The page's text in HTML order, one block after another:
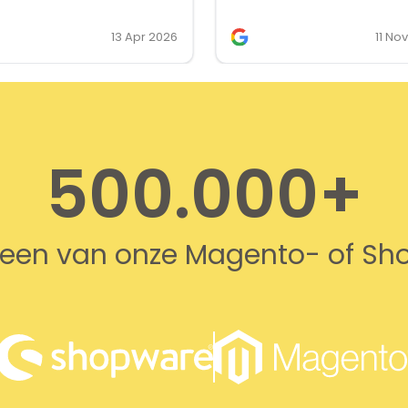
13 Apr 2026
11
500.000+
van onze Magento- of